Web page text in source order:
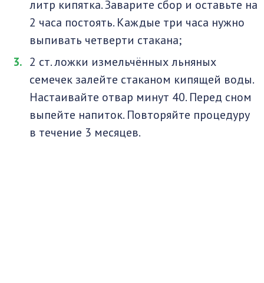
литр кипятка. Заварите сбор и оставьте на
2 часа постоять. Каждые три часа нужно
выпивать четверти стакана;
2 ст. ложки измельчённых льняных
семечек залейте стаканом кипящей воды.
Настаивайте отвар минут 40. Перед сном
выпейте напиток. Повторяйте процедуру
в течение 3 месяцев.